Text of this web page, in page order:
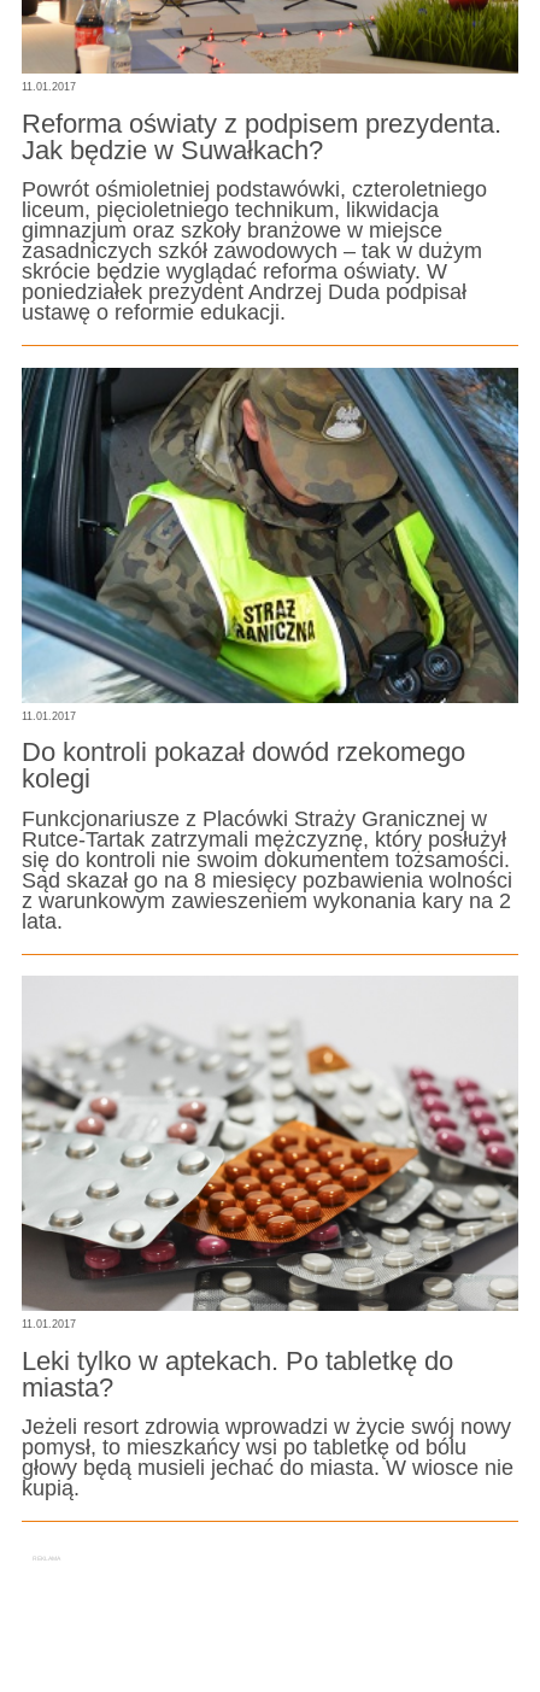
11.01.2017
Reforma oświaty z podpisem prezydenta.
Jak będzie w Suwałkach?
Powrót ośmioletniej podstawówki, czteroletniego
liceum, pięcioletniego technikum, likwidacja
gimnazjum oraz szkoły branżowe w miejsce
zasadniczych szkół zawodowych – tak w dużym
skrócie będzie wyglądać reforma oświaty. W
poniedziałek prezydent Andrzej Duda podpisał
ustawę o reformie edukacji.
11.01.2017
Do kontroli pokazał dowód rzekomego
kolegi
Funkcjonariusze z Placówki Straży Granicznej w
Rutce-Tartak zatrzymali mężczyznę, który posłużył
się do kontroli nie swoim dokumentem tożsamości.
Sąd skazał go na 8 miesięcy pozbawienia wolności
z warunkowym zawieszeniem wykonania kary na 2
lata.
11.01.2017
Leki tylko w aptekach. Po tabletkę do
miasta?
Jeżeli resort zdrowia wprowadzi w życie swój nowy
pomysł, to mieszkańcy wsi po tabletkę od bólu
głowy będą musieli jechać do miasta. W wiosce nie
kupią.